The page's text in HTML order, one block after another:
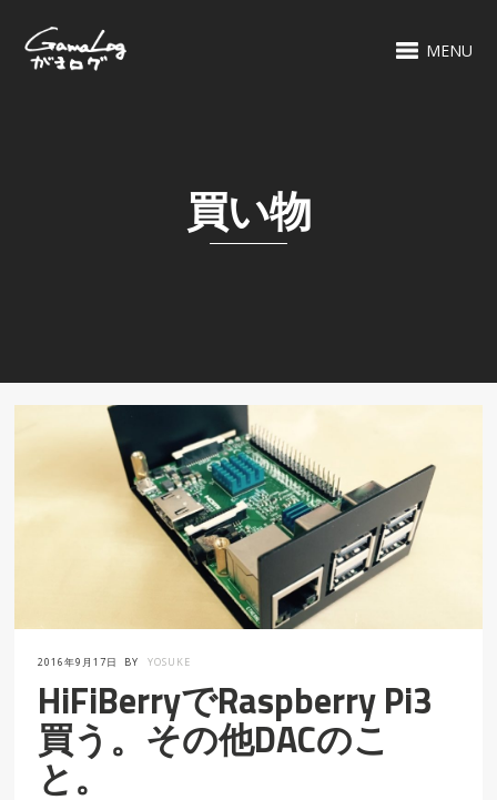
MENU
買い物
2016年9月17日 BY YOSUKE
HiFiBerryでRaspberry Pi3
買う。その他DACのこ
と。